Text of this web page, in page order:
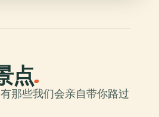
点.
那些我们会亲自带你路过